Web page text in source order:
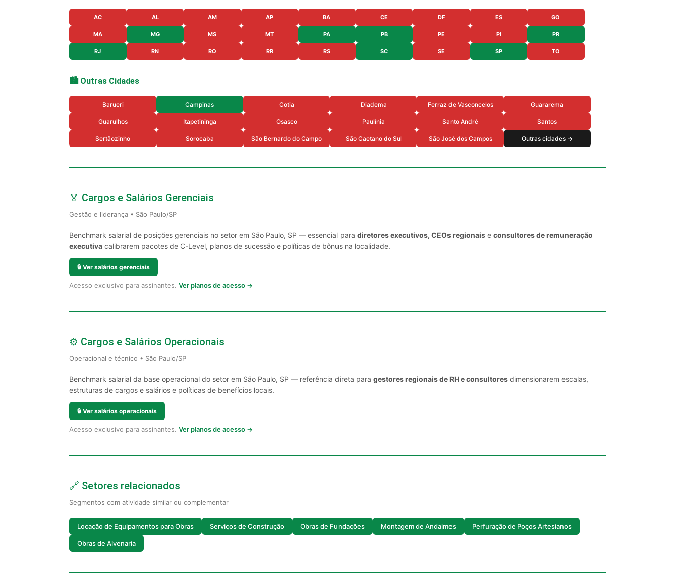
AC AL AM AP BA CE DF ES GO
MA MG MS MT PA PB PE PI PR
RJ RN RO RR RS SC SE SP TO
🏙️ Outras Cidades
Barueri Campinas Cotia Diadema Ferraz de Vasconcelos Guararema
Guarulhos Itapetininga Osasco Paulínia Santo André Santos
Sertãozinho Sorocaba São Bernardo do Campo São Caetano do Sul São José dos Campos Outras cidades →
🏅 Cargos e Salários Gerenciais
Gestão e liderança • São Paulo/SP
Benchmark salarial de posições gerenciais no setor em São Paulo, SP — essencial para diretores executivos, CEOs regionais e consultores de remuneração
executiva calibrarem pacotes de C-Level, planos de sucessão e políticas de bônus na localidade.
🔒 Ver salários gerenciais
Acesso exclusivo para assinantes. Ver planos de acesso →
⚙️ Cargos e Salários Operacionais
Operacional e técnico • São Paulo/SP
Benchmark salarial da base operacional do setor em São Paulo, SP — referência direta para gestores regionais de RH e consultores dimensionarem escalas,
estruturas de cargos e salários e políticas de benefícios locais.
🔒 Ver salários operacionais
Acesso exclusivo para assinantes. Ver planos de acesso →
🔗 Setores relacionados
Segmentos com atividade similar ou complementar
Locação de Equipamentos para Obras Serviços de Construção Obras de Fundações Montagem de Andaimes Perfuração de Poços Artesianos
Obras de Alvenaria